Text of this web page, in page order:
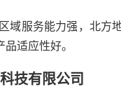
区域服务能力强，北方
适应性好。
技有限公司